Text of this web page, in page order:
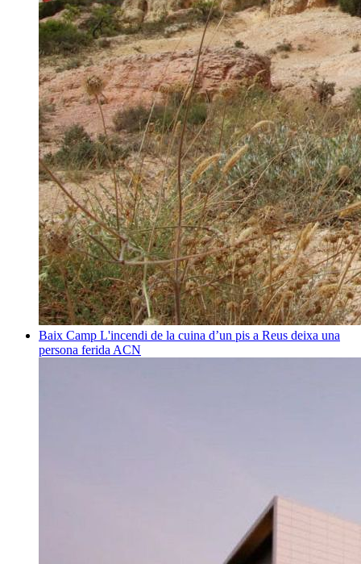
Baix Camp L'incendi de la cuina d’un pis a Reus deixa una
persona ferida ACN